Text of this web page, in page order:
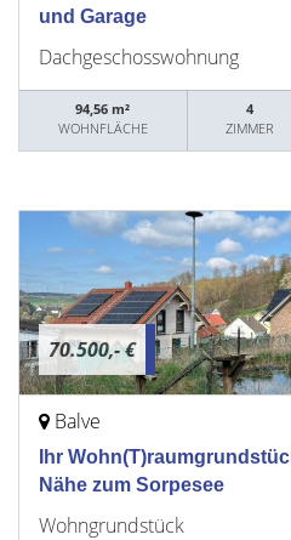
und Garage
Dachgeschosswohnung
94,56 m²
WOHNFLÄCHE
4
ZIMMER
70.500,- €
Balve
Ihr
Nähe zum Sorpesee
Wohngrundstück